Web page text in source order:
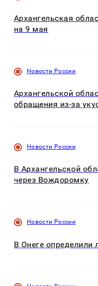
Архангельская
на 9 мая
Новости России
Архангельской
обращения из-за
Новости России
В Архангельской
через Вождоромку
Новости России
В Онеге определили